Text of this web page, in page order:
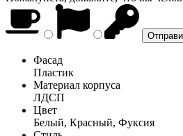
Фасад
Пластик
Материал корпуса
ЛДСП
Цвет
Белый, Красный, Фуксия